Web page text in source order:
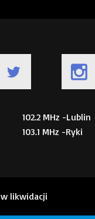
102.2 MHz -Lublin
103.1 MHz -Ryki
w likwidacji